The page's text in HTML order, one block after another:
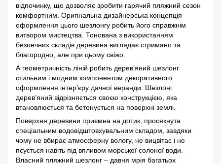
відпочинку, що дозволяє зробити гарячий пляжний сезон
комфортним. Оригінальна дизайнерська концепція
оформлення цього шезлонгу робить його справжнім
витвором мистецтва. Тонована з використанням
безпечних складів деревина виглядає стримано та
благородно, але при цьому свіжо.
А геометричність ліній робить дерев’яний шезлонг
стильним і модним компонентом декоративного
оформлення інтер’єру дачної веранди. Шезлонг
дерев’яний відрізняється своєю конструкцією, яка
втановлюється та бетонується на поверхні землі.
Поверхня деревини приємна на дотик, просякнута
спеціальним водовідштовхувальним складом, завдяки
чому не вбирає атмосферну вологу, не вицвітає і не
псується навіть під впливом морської солоної води.
Власний пляжний шезлонг – давня мрія багатьох